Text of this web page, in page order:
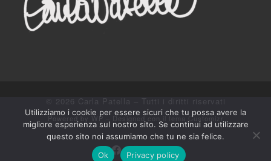
© 2026 Carla Patella – Tutti i diritti riservati
Powered byWP– Designed con iltema Customizr
Utilizziamo i cookie per essere sicuri che tu possa avere la
migliore esperienza sul nostro sito. Se continui ad utilizzare
questo sito noi assumiamo che tu ne sia felice.
Ok
Privacy policy